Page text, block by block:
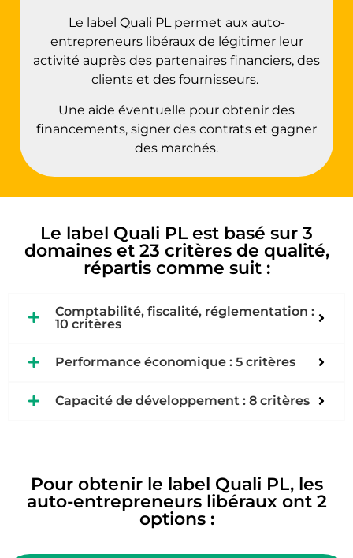
Le label Quali PL permet aux auto-
entrepreneurs libéraux de légitimer leur
activité auprès des partenaires financiers, des
clients et des fournisseurs.
Une aide éventuelle pour obtenir des
financements, signer des contrats et gagner
des marchés.
Le label Quali PL est basé sur 3
domaines et 23 critères de qualité,
répartis comme suit :
Comptabilité, fiscalité, réglementation :
10 critères ​
Performance économique : 5 critères
Capacité de développement : 8 critères
Pour obtenir le label Quali PL, les
auto-entrepreneurs libéraux ont 2
options :